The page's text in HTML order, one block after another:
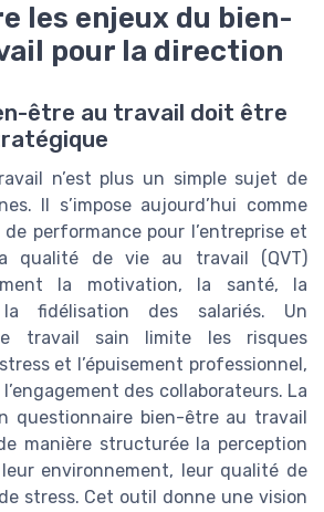
les enjeux du bien-
pour la direction
être au travail doit être
n’est plus un simple sujet de
Il s’impose aujourd’hui comme
performance pour l’entreprise et
qualité de vie au travail (QVT)
la motivation, la santé, la
fidélisation des salariés. Un
travail sain limite les risques
et l’épuisement professionnel,
des collaborateurs. La
questionnaire bien-être au travail
manière structurée la perception
environnement, leur qualité de
stress. Cet outil donne une vision